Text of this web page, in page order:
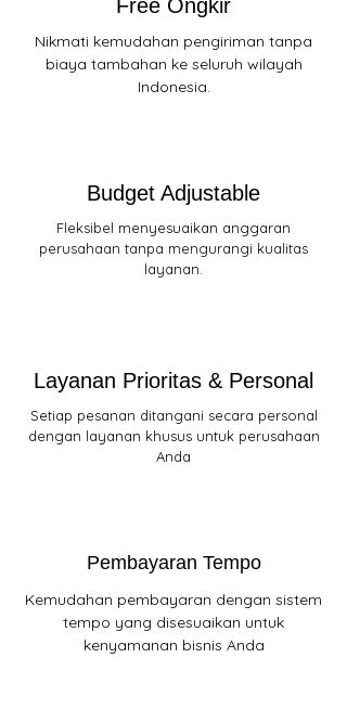
Free Ongkir
Nikmati kemudahan pengiriman tanpa
biaya tambahan ke seluruh wilayah
Indonesia.
Budget Adjustable
Fleksibel menyesuaikan anggaran
perusahaan tanpa mengurangi kualitas
layanan.
Layanan Prioritas & Personal
Setiap pesanan ditangani secara personal
dengan layanan khusus untuk perusahaan
Anda
Pembayaran Tempo
Kemudahan pembayaran dengan sistem
tempo yang disesuaikan untuk
kenyamanan bisnis Anda